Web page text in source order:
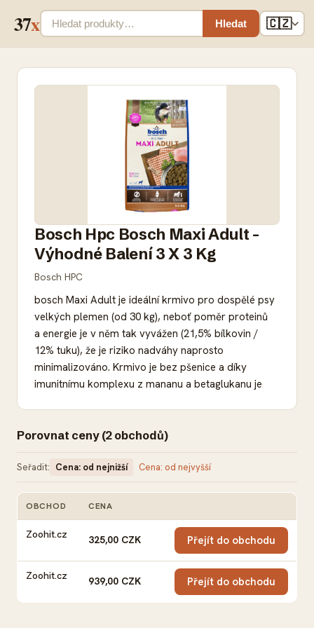
37x Hledat 🇨🇿
Bosch Hpc Bosch Maxi Adult -
Výhodné Balení 3 X 3 Kg
Bosch HPC
bosch Maxi Adult je ideální krmivo pro dospělé psy
velkých plemen (od 30 kg), neboť poměr proteinů
a energie je v něm tak vyvážen (21,5% bílkovin /
12% tuku), že je riziko nadváhy naprosto
minimalizováno. Krmivo je bez pšenice a díky
imunitnímu komplexu z mananu a betaglukanu je
tak lehce stravitelné krmivo s optimální
koncentrací energie. bosch Maxi Adult se skládá z
pečlivě vybraných přísad a surovin, které z něj díky
jemnému výrobnímu procesu dělají chutnou a
velmi kvalitní stravu. Komponenty živočišného
původu pocházejí výhradně ze zvířat vhodných
pro lidskou spotřebu. Tvar granulí a jejich velikost
jsou speciálně upraveny pro chrup větších psů,
přidané extrakty z mušlí optimálně pečují o zdraví
kloubů a chrupavek. K ochraně životně důležitých,
ale velmi citlivých vitamínů a nezbytných mastných
Porovnat ceny (2 obchodů)
Seřadit: Cena: od nejnižší Cena: od nejvyšší
OBCHOD CENA
Zoohit.cz 325,00 CZK Přejít do obchodu
Zoohit.cz 939,00 CZK Přejít do obchodu